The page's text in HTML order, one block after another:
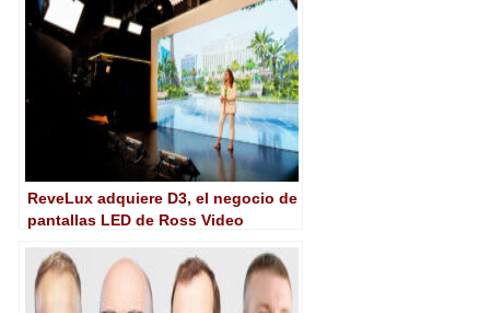
ReveLux adquiere D3, el negocio de
pantallas LED de Ross Video